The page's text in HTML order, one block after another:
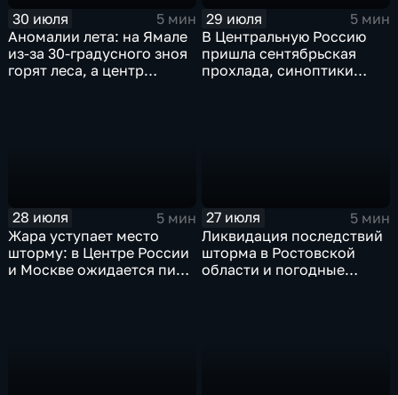
30 июля
5 мин
Аномалии лета: на Ямале
из-за 30-градусного зноя
горят леса, а центр
29 июля
5 мин
В Центральную Россию
пришла сентябрьская
прохлада, синоптики
28 июля
5 мин
Жара уступает место
шторму: в Центре России
и Москве ожидается пик
27 июля
5 мин
Ликвидация последствий
шторма в Ростовской
области и погодные